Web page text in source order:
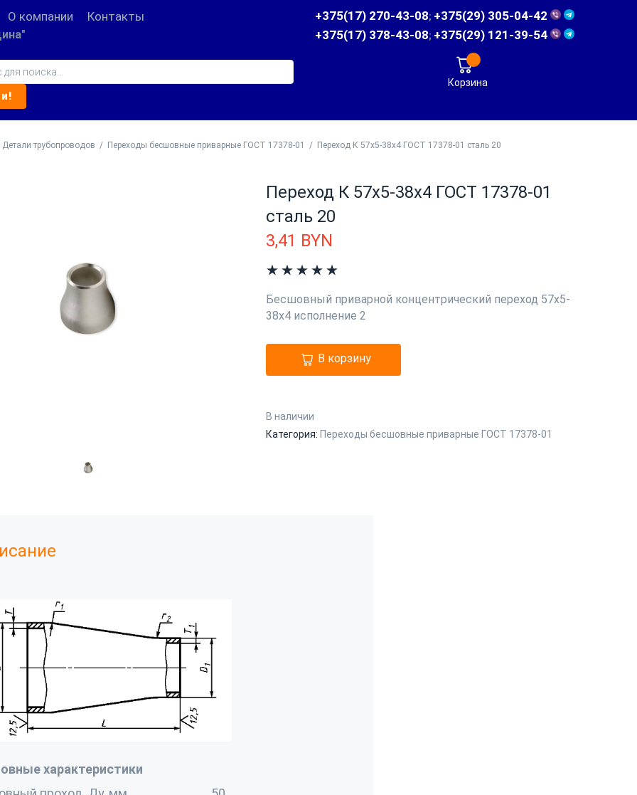
О компании Контакты +375(17) 270-43-08; +375(29) 305-04-42
+375(17) 378-43-08; +375(29) 121-39-54
Корзина
Детали трубопроводов / Переходы бесшовные приварные ГОСТ 17378-01 / Переход К 57х5-38х4 ГОСТ 17378-01 сталь 20
Переход К 57х5-38х4 ГОСТ 17378-01
сталь 20
3,41 BYN
Бесшовный приварной концентрический переход 57х5-
38х4 исполнение 2
В корзину
В наличии
Категория: Переходы бесшовные приварные ГОСТ 17378-01
характеристики